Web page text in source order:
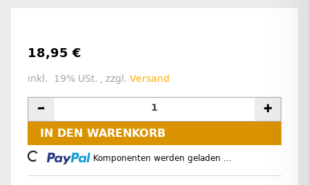
18,95 €
inkl. 19% USt. , zzgl. Versand
IN DEN WARENKORB
Loading... Komponenten werden geladen ...